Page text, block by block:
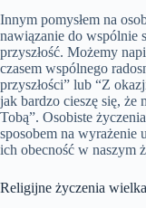
Innym pomysłem na
nawiązanie do wspólnie
przyszłość. Możemy
czasem wspólnego
przyszłości” lub “Z
jak bardzo cieszę się, że
Tobą”. Osobiste
sposobem na wyrażenie
ich obecność w naszym
Religijne życzenia